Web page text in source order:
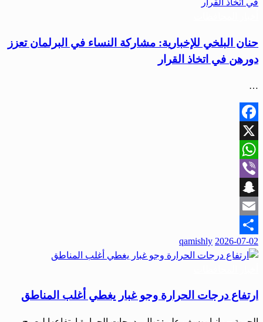
حنان البلخي للإخبارية: مشاركة النساء في البرلمان تعزز
دورهن في اتخاذ القرار
…
Facebook
X
WhatsApp
Viber
Snapchat
Email
Share
2026-07-02
qamishly
ارتفاع درجات الحرارة وجو غبار يغطي أغلب المناطق